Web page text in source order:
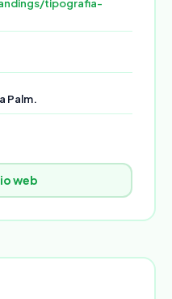
tipografia-
Palm.
web